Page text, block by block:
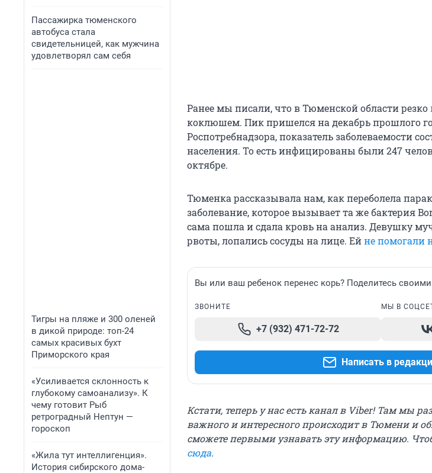
Пассажирка тюменского
автобуса стала
свидетельницей, как мужчина
удовлетворял сам себя
Тигры на пляже и 300 оленей
в дикой природе: топ-24
самых красивых бухт
Приморского края
«Усиливается склонность к
глубокому самоанализу». К
чему готовит Рыб
ретроградный Нептун —
гороскоп
«Жила тут интеллигенция».
История сибирского дома-
Ранее мы писали, что в Тюменской области резко
коклюшем. Пик пришелся на декабрь прошлого
Роспотребнадзора, показатель заболеваемости
населения. То есть инфицированы были 247
октябре.
Тюменка рассказывала нам, как переболела
заболевание, которое вызывает та же бактерия
сама пошла и сдала кровь на анализ. Девушку
рвоты, лопались сосуды на лице. Ейне помогали
Вы или ваш ребенок перенес корь? Поделитесь
ЗВОНИТЕ
+7 (932) 471-72-72
МЫ В
Написать в
Кстати, теперь у нас есть канал в Viber! Там мы
важного и интересного происходит в Тюмени и
сможете первыми узнавать эту информацию.
сюда.